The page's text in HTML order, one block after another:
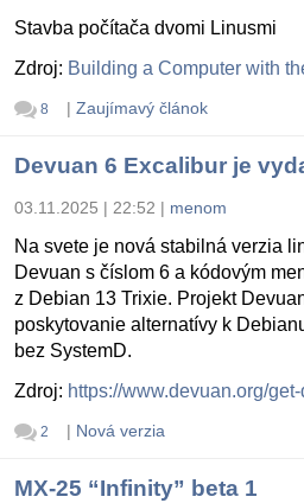
Stavba počítača dvomi Linusmi
Zdroj: Building a Computer with
8 | Zaujímavý článok
Devuan 6 Excalibur je
03.11.2025 | 22:52 | menom
Na svete je nová stabilná verzia
Devuan s číslom 6 a kódovým
z Debian 13 Trixie. Projekt
poskytovanie alternatívy k
bez SystemD.
Zdroj: https://www.devuan.org/
2 | Nová verzia
MX-25 “Infinity” beta 1